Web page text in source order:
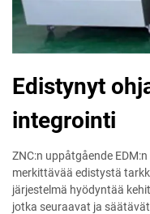
Edistynyt
integrointi
ZNC:n uppåtgående
merkittävää edistystä
järjestelmä hyödyntää
jotka seuraavat ja